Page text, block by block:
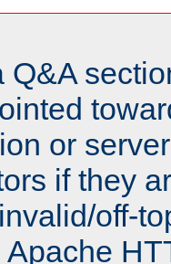
Q&A
or
if they
off-
Apache